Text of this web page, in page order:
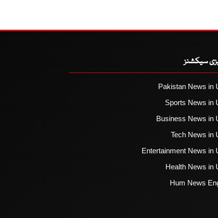
سیکشنز
Pakistan News in
Sports News in
Business News in
Tech News in
Entertainment News in
Health News in
Hum News